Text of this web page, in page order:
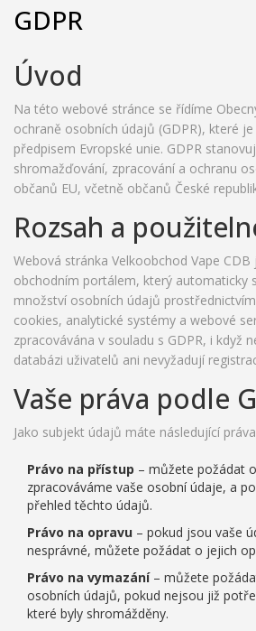
GDPR
Úvod
Na této webové stránce se řídíme
ochraně osobních údajů (GDPR), které
předpisem Evropské unie. GDPR
shromažďování, zpracování a ochranu
občanů EU, včetně občanů České
Rozsah a
Webová stránka Velkoobchod Vape
obchodním portálem, který automaticky
množství osobních údajů
cookies, analytické systémy a webové
zpracovávána v souladu s GDPR, i když
databázi uživatelů ani nevyžadují
Vaše práva podle
Jako subjekt údajů máte následující
Právo na přístup – můžete požádat
zpracováváme vaše osobní údaje, a
přehled těchto údajů.
Právo na opravu – pokud jsou vaše
nesprávné, můžete požádat o jejich
Právo na vymazání– můžete
osobních údajů, pokud nejsou již
které byly shromážděny.